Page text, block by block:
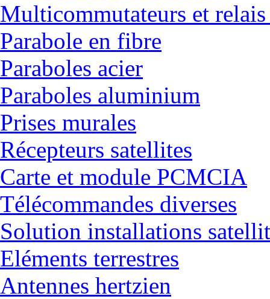
Multicommutateurs et
Parabole en fibre
Paraboles acier
Paraboles aluminium
Prises murales
Récepteurs satellites
Carte et module PCMCIA
Télécommandes diverses
Solution installations
Eléments terrestres
Antennes hertzien